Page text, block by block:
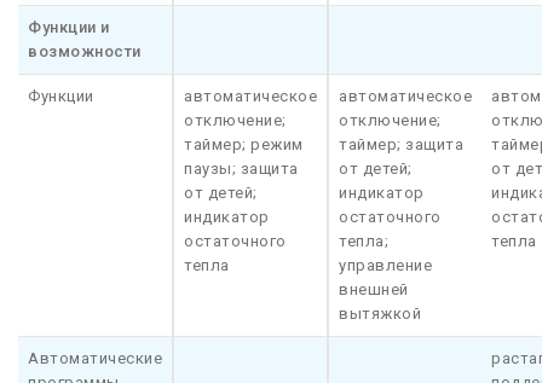
Функции и
возможности
Функции
автоматическое
отключение;
таймер; режим
паузы; защита
от детей;
индикатор
остаточного
тепла
автоматическое
отключение;
таймер; защита
от детей;
индикатор
остаточного
тепла;
управление
внешней
вытяжкой
от
тепла
Автоматические